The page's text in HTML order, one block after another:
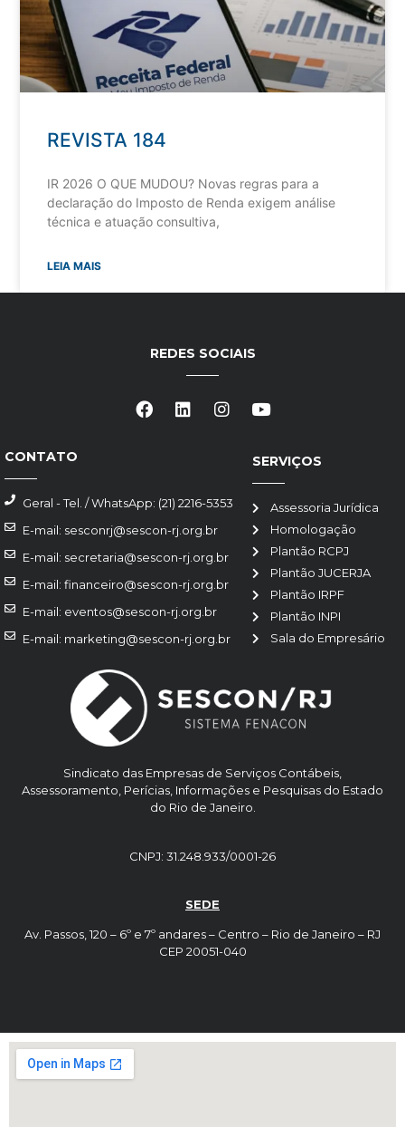
REVISTA 184
IR 2026 O QUE MUDOU? Novas regras para a
declaração do Imposto de Renda exigem análise
técnica e atuação consultiva,
LEIA MAIS
Sindicato das Empresas de Serviços Contábeis,
Assessoramento, Perícias, Informações e Pesquisas do Estado
do Rio de Janeiro.
CNPJ: 31.248.933/0001-26
SEDE
Av. Passos, 120 – 6º e 7º andares – Centro – Rio de Janeiro – RJ
CEP 20051-040
SERVIÇOS
Assessoria Jurídica
Homologação
Plantão RCPJ
Plantão JUCERJA
Plantão IRPF
Plantão INPI
Sala do Empresário
CONTATO
Geral - Tel. / WhatsApp: (21) 2216-5353
E-mail: sesconrj@sescon-rj.org.br
E-mail: secretaria@sescon-rj.org.br
E-mail: financeiro@sescon-rj.org.br
E-mail: eventos@sescon-rj.org.br
E-mail: marketing@sescon-rj.org.br
REDES SOCIAIS